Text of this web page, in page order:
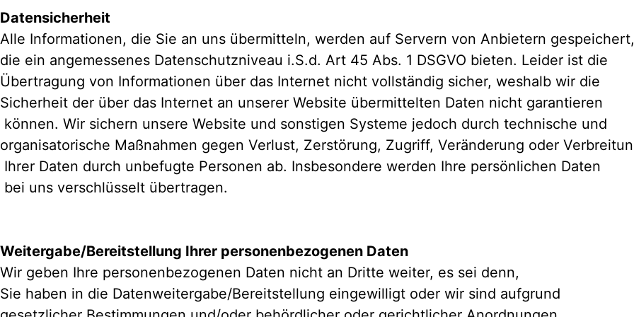
Datensicherheit
Alle Informationen, die Sie an uns übermitteln, werden auf Servern von Anbietern
die ein angemessenes Datenschutzniveau i.S.d. Art 45 Abs. 1 DSGVO bieten. Leider ist die
Übertragung von Informationen über das Internet nicht vollständig sicher, weshalb wir die
Sicherheit der über das Internet an unserer Website übermittelten Daten nicht garantieren
können. Wir sichern unsere Website und sonstigen Systeme jedoch durch technische und
organisatorische Maßnahmen gegen Verlust, Zerstörung, Zugriff, Veränderung oder
Ihrer Daten durch unbefugte Personen ab. Insbesondere werden Ihre persönlichen Daten
bei uns verschlüsselt übertragen.
Weitergabe/Bereitstellung Ihrer personenbezogenen Daten
Wir geben Ihre personenbezogenen Daten nicht an Dritte weiter, es sei denn,
Sie haben in die Datenweitergabe/Bereitstellung eingewilligt oder wir sind aufgrund